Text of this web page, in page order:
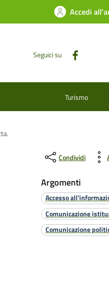
Accedi
Seguici su
Turismo
Condividi
Argomenti
Accesso
Comunicazione
Comunicazione